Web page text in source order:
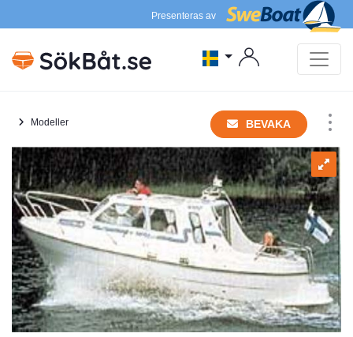
Presenteras av
Modeller BEVAKA